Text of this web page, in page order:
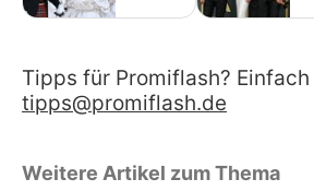
Tipps für Promiflash?
tipps@promiflash.de
Weitere Artikel zum Thema